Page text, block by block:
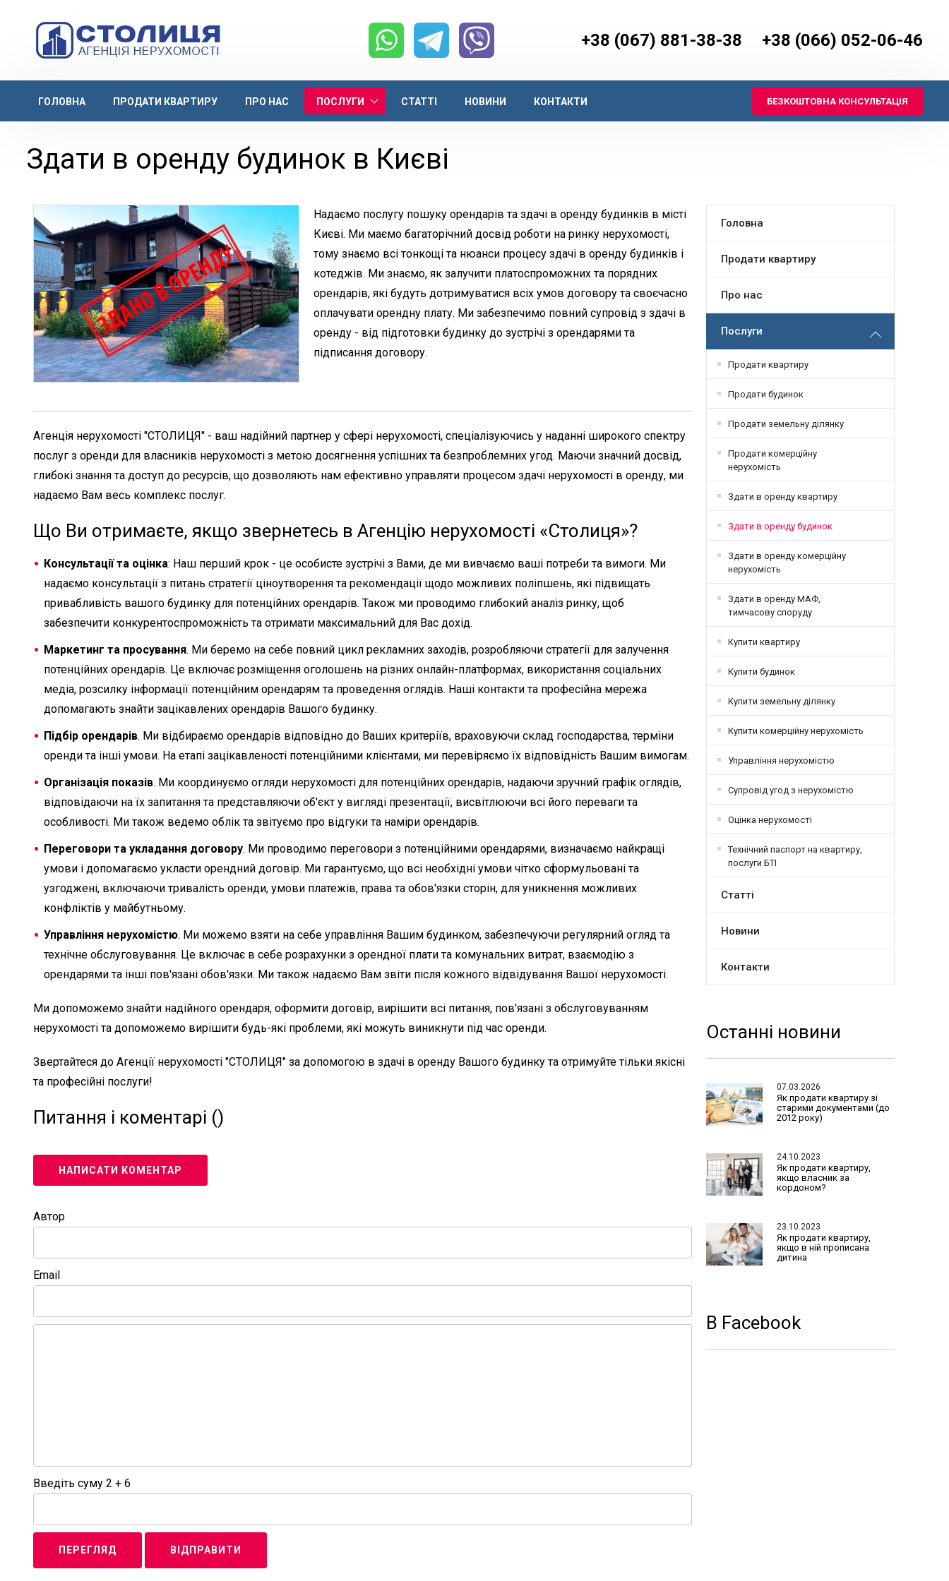
+38 (067) 881-38-38 +38 (066) 052-06-46
БЕЗКОШТОВНА КОНСУЛЬТАЦІЯ
ГОЛОВНА ПРОДАТИ КВАРТИРУ ПРО НАС ПОСЛУГИ СТАТТІ НОВИНИ КОНТАКТИ
Здати в оренду будинок в Києві
Надаємо послугу пошуку орендарів та здачі в оренду будинків в місті
Києві. Ми маємо багаторічний досвід роботи на ринку нерухомості,
тому знаємо всі тонкощі та нюанси процесу здачі в оренду будинків і
котеджів. Ми знаємо, як залучити платоспроможних та порядних
орендарів, які будуть дотримуватися всіх умов договору та своєчасно
оплачувати орендну плату. Ми забезпечимо повний супровід з здачі в
оренду - від підготовки будинку до зустрічі з орендарями та
підписання договору.
Агенція нерухомості "СТОЛИЦЯ" - ваш надійний партнер у сфері нерухомості, спеціалізуючись у наданні широкого спектру
послуг з оренди для власників нерухомості з метою досягнення успішних та безпроблемних угод. Маючи значний досвід,
глибокі знання та доступ до ресурсів, що дозволяють нам ефективно управляти процесом здачі нерухомості в оренду, ми
надаємо Вам весь комплекс послуг.
Що Ви отримаєте, якщо звернетесь в Агенцію нерухомості «Столиця»?
Консультації та оцінка: Наш перший крок - це особисте зустрічі з Вами, де ми вивчаємо ваші потреби та вимоги. Ми
надаємо консультації з питань стратегії ціноутворення та рекомендації щодо можливих поліпшень, які підвищать
привабливість вашого будинку для потенційних орендарів. Також ми проводимо глибокий аналіз ринку, щоб
забезпечити конкурентоспроможність та отримати максимальний для Вас дохід.
Маркетинг та просування. Ми беремо на себе повний цикл рекламних заходів, розробляючи стратегії для залучення
потенційних орендарів. Це включає розміщення оголошень на різних онлайн-платформах, використання соціальних
медіа, розсилку інформації потенційним орендарям та проведення оглядів. Наші контакти та професійна мережа
допомагають знайти зацікавлених орендарів Вашого будинку.
Підбір орендарів. Ми відбираємо орендарів відповідно до Ваших критеріїв, враховуючи склад господарства, терміни
оренди та інші умови. На етапі зацікавленості потенційними клієнтами, ми перевіряємо їх відповідність Вашим вимогам.
Організація показів. Ми координуємо огляди нерухомості для потенційних орендарів, надаючи зручний графік оглядів,
відповідаючи на їх запитання та представляючи об'єкт у вигляді презентації, висвітлюючи всі його переваги та
особливості. Ми також ведемо облік та звітуємо про відгуки та наміри орендарів.
Переговори та укладання договору. Ми проводимо переговори з потенційними орендарями, визначаємо найкращі
умови і допомагаємо укласти орендний договір. Ми гарантуємо, що всі необхідні умови чітко сформульовані та
узгоджені, включаючи тривалість оренди, умови платежів, права та обов'язки сторін, для уникнення можливих
конфліктів у майбутньому.
Управління нерухомістю. Ми можемо взяти на себе управління Вашим будинком, забезпечуючи регулярний огляд та
технічне обслуговування. Це включає в себе розрахунки з орендної плати та комунальних витрат, взаємодію з
орендарями та інші пов'язані обов'язки. Ми також надаємо Вам звіти після кожного відвідування Вашої нерухомості.
Ми допоможемо знайти надійного орендаря, оформити договір, вирішити всі питання, пов'язані з обслуговуванням
нерухомості та допоможемо вирішити будь-які проблеми, які можуть виникнути під час оренди.
Звертайтеся до Агенції нерухомості "СТОЛИЦЯ" за допомогою в здачі в оренду Вашого будинку та отримуйте тільки якісні
та професійні послуги!
Питання і коментарі ()
НАПИСАТИ КОМЕНТАР
Автор
Email
Введіть суму 2 + 6
Головна
Продати квартиру
Про нас
Послуги
Продати квартиру
Продати будинок
Продати земельну ділянку
Продати комерційну
нерухомість
Здати в оренду квартиру
Здати в оренду будинок
Здати в оренду комерційну
нерухомість
Здати в оренду МАФ,
тимчасову споруду
Купити квартиру
Купити будинок
Купити земельну ділянку
Купити комерційну нерухомість
Управління нерухомістю
Супровід угод з нерухомістю
Оцінка нерухомості
Технічний паспорт на квартиру,
послуги БТІ
Статті
Новини
Контакти
Останні новини
07.03.2026
Як продати квартиру зі
старими документами (до
2012 року)
24.10.2023
Як продати квартиру,
якщо власник за
кордоном?
23.10.2023
Як продати квартиру,
якщо в ній прописана
дитина
В Facebook